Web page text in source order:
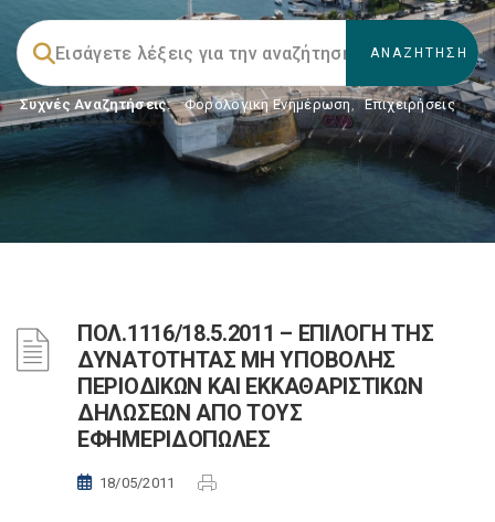
Συχνές Αναζητήσεις: Φορολογικη Ενημέρωση, Επιχειρήσεις
ΠΟΛ.1116/18.5.2011 – ΕΠΙΛΟΓΗ ΤΗΣ
ΔΥΝΑΤΟΤΗΤΑΣ ΜΗ ΥΠΟΒΟΛΗΣ
ΠΕΡΙΟΔΙΚΩΝ ΚΑΙ ΕΚΚΑΘΑΡΙΣΤΙΚΩΝ
ΔΗΛΩΣΕΩΝ ΑΠΟ ΤΟΥΣ
ΕΦΗΜΕΡΙΔΟΠΩΛΕΣ
18/05/2011